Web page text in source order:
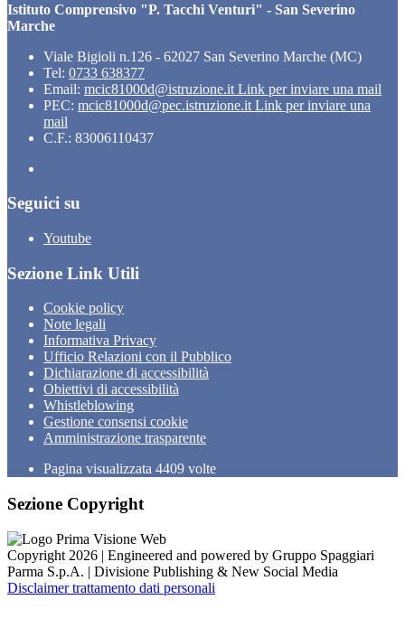
Istituto Comprensivo "P. Tacchi Venturi" - San Severino
Marche
Viale Bigioli n.126 - 62027 San Severino Marche (MC)
Tel: 0733 638377
Email: mcic81000d@istruzione.it Link per inviare una mail
PEC: mcic81000d@pec.istruzione.it Link per inviare una
mail
C.F.: 83006110437
Seguici su
Youtube
Sezione Link Utili
Cookie policy
Note legali
Informativa Privacy
Ufficio Relazioni con il Pubblico
Dichiarazione di accessibilità
Obiettivi di accessibilità
Whistleblowing
Gestione consensi cookie
Amministrazione trasparente
Pagina visualizzata 4409 volte
Sezione Copyright
Copyright 2026 | Engineered and powered by Gruppo Spaggiari
Parma S.p.A. | Divisione Publishing & New Social Media
Disclaimer trattamento dati personali